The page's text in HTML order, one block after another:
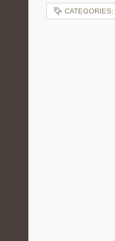
CATEGORIES: